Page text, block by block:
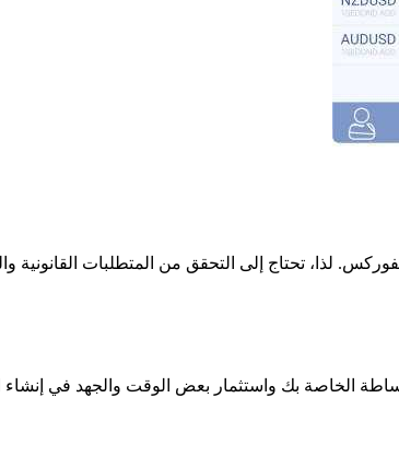
لذا، تحتاج إلى التحقق من المتطلبات القانونية
الخاصة بك واستثمار بعض الوقت والجهد في إنشاء